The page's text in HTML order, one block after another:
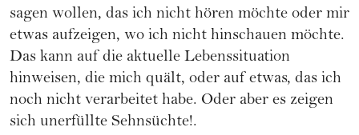
sagen wollen, das ich nicht hören möchte oder mir
etwas aufzeigen, wo ich nicht hinschauen möchte.
Das kann auf die aktuelle Lebenssituation
hinweisen, die mich quält, oder auf etwas, das ich
noch nicht verarbeitet habe. Oder aber es zeigen
sich unerfüllte Sehnsüchte!.